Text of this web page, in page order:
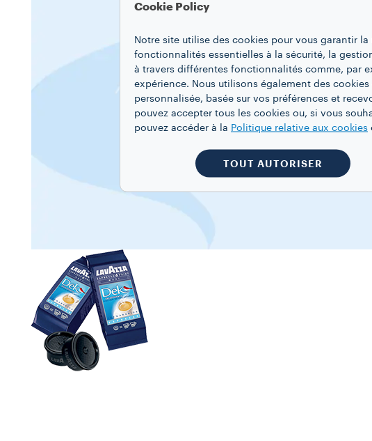
Cookie Policy
Notre site utilise des cookies pour vous garantir
fonctionnalités essentielles à la sécurité, la
à travers différentes fonctionnalités comme, par
expérience. Nous utilisons également des
personnalisée, basée sur vos préférences et
pouvez accepter tous les cookies ou, si vous
pouvez accéder à la Politique relative aux cookies
TOUT AUTORISER